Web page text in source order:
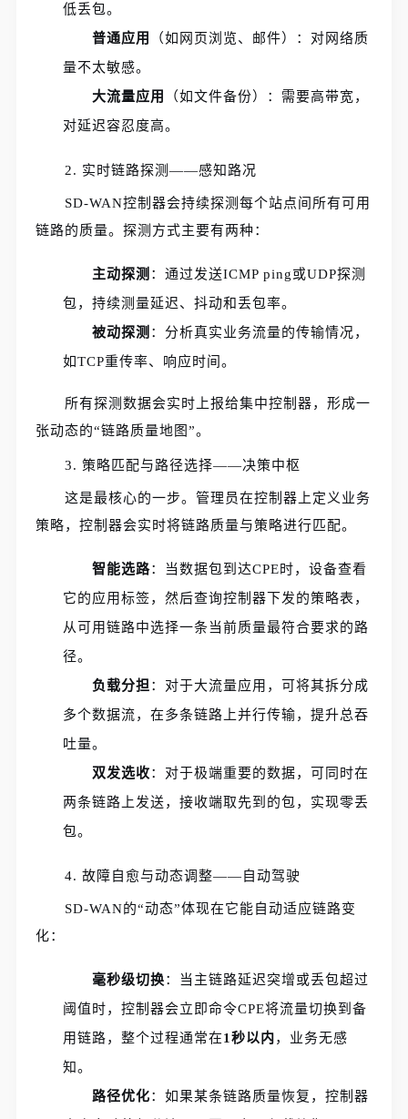
低丢包。
普通应用
（如网页浏览、邮件）：对网络质
量不太敏感。
大流量应用
（如文件备份）：需要高带宽，
对延迟容忍度高。
2. 实时链路探测——感知路况
SD-WAN控制器会持续探测每个站点间所有可用
链路的质量。探测方式主要有两种：
主动探测 ：通过发送ICMP ping或UDP探测
包，持续测量延迟、抖动和丢包率。
被动探测 ：分析真实业务流量的传输情况，
如TCP重传率、响应时间。
所有探测数据会实时上报给集中控制器，形成一
张动态的“链路质量地图”。
3. 策略匹配与路径选择——决策中枢
这是最核心的一步。管理员在控制器上定义业务
策略，控制器会实时将链路质量与策略进行匹配。
智能选路：当数据包到达CPE时，设备查看
它的应用标签，然后查询控制器下发的策略表，
从可用链路中选择一条当前质量最符合要求的路
径。
负载分担 ：对于大流量应用，可将其拆分成
多个数据流，在多条链路上并行传输，提升总吞
吐量。
双发选收：对于极端重要的数据，可同时在
两条链路上发送，接收端取先到的包，实现零丢
包。
4. 故障自愈与动态调整——自动驾驶
SD-WAN的“动态”体现在它能自动适应链路变
化：
毫秒级切换：当主链路延迟突增或丢包超过
阈值时，控制器会立即命令CPE将流量切换到备
用链路，整个过程通常在1秒以内，业务无感
知。
路径优化：如果某条链路质量恢复，控制器